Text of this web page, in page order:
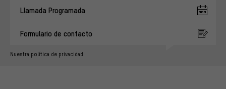
Llamada Programada
Formulario de contacto
Nuestra política de privacidad